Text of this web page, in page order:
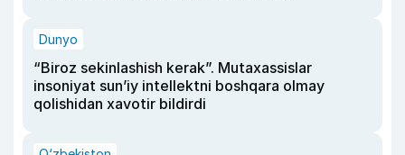
Dunyo
“Biroz sekinlashish kerak”. Mutaxassislar
insoniyat sun’iy intellektni boshqara olmay
qolishidan xavotir bildirdi